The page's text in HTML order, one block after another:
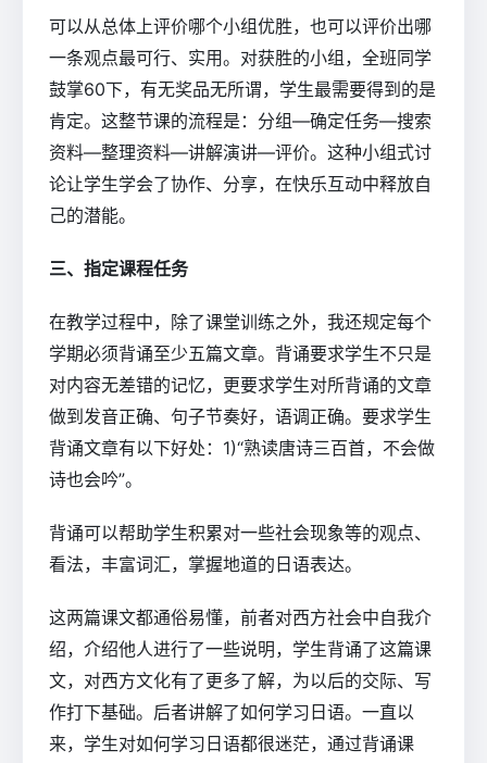
可以从总体上评价哪个小组优胜，也可以评价出哪
一条观点最可行、实用。对获胜的小组，全班同学
鼓掌60下，有无奖品无所谓，学生最需要得到的是
肯定。这整节课的流程是：分组―确定任务―搜索
资料―整理资料―讲解演讲―评价。这种小组式讨
论让学生学会了协作、分享，在快乐互动中释放自
己的潜能。
三、指定课程任务
在教学过程中，除了课堂训练之外，我还规定每个
学期必须背诵至少五篇文章。背诵要求学生不只是
对内容无差错的记忆，更要求学生对所背诵的文章
做到发音正确、句子节奏好，语调正确。要求学生
背诵文章有以下好处：1)“熟读唐诗三百首，不会做
诗也会吟”。
背诵可以帮助学生积累对一些社会现象等的观点、
看法，丰富词汇，掌握地道的日语表达。
这两篇课文都通俗易懂，前者对西方社会中自我介
绍，介绍他人进行了一些说明，学生背诵了这篇课
文，对西方文化有了更多了解，为以后的交际、写
作打下基础。后者讲解了如何学习日语。一直以
来，学生对如何学习日语都很迷茫，通过背诵课